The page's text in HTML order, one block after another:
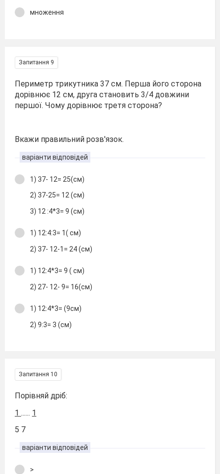
множення
Запитання 9
Периметр трикутника 37 см. Перша його сторона
дорівнює 12 см, друга становить 3/4 довжини
першої. Чому дорівнює третя сторона?
Вкажи правильний розв'язок.
варіанти відповідей
1) 37- 12= 25(см)
2) 37-25= 12 (см)
3) 12 :4*3= 9 (см)
1) 12:4:3= 1( см)
2) 37- 12-1= 24 (см)
1) 12:4*3= 9 ( см)
2) 27- 12- 9= 16(см)
1) 12:4*3= (9см)
2) 9:3= 3 (см)
Запитання 10
Порівняй дріб:
1 ...... 1
5 7
варіанти відповідей
>